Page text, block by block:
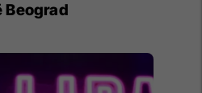
Beograd